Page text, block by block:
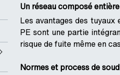
Un réseau composé
Les avantages des
PE sont une partie
risque de fuite même en
Normes et process de